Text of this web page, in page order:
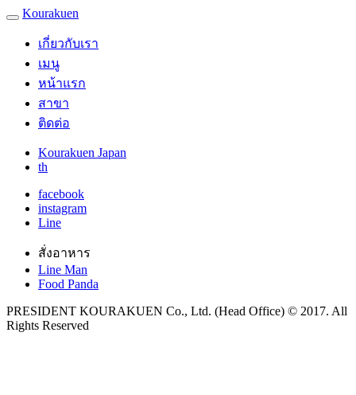
Kourakuen
เกี่ยวกับเรา
เมนู
หน้าแรก
สาขา
ติดต่อ
Kourakuen Japan
th
facebook
instagram
Line
สั่งอาหาร
Line Man
Food Panda
PRESIDENT KOURAKUEN Co., Ltd. (Head Office) © 2017. All
Rights Reserved